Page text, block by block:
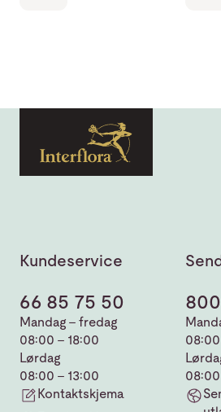
Kundeservice
66 85 75 50
Mandag - fredag
08:00 - 18:00
Lørdag
08:00 - 13:00
Kontaktskjema